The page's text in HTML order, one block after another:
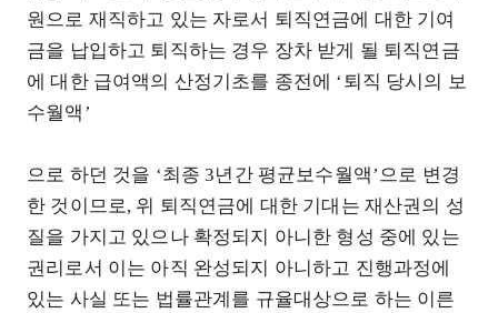
원으로 재직하고 있는 자로서 퇴직연금에 대한 기여
금을 납입하고 퇴직하는 경우 장차 받게 될 퇴직연금
에 대한 급여액의 산정기초를 종전에 ‘퇴직 당시의 보
수월액’
으로 하던 것을 ‘최종 3년간 평균보수월액’으로 변경
한 것이므로, 위 퇴직연금에 대한 기대는 재산권의 성
질을 가지고 있으나 확정되지 아니한 형성 중에 있는
권리로서 이는 아직 완성되지 아니하고 진행과정에
있는 사실 또는 법률관계를 규율대상으로 하는 이른